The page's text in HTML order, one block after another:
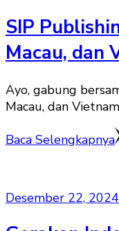
SIP
Macau, dan
Ayo, gabung
Macau, dan
Baca Selengkapnya
Desember 22, 2024